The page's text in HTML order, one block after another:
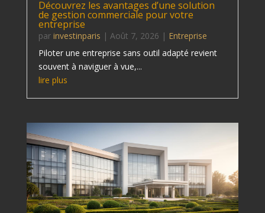
Découvrez les avantages d’une solution
de gestion commerciale pour votre
entreprise
par investinparis | Août 7, 2026 | Entreprise
Piloter une entreprise sans outil adapté revient
souvent à naviguer à vue,...
lire plus